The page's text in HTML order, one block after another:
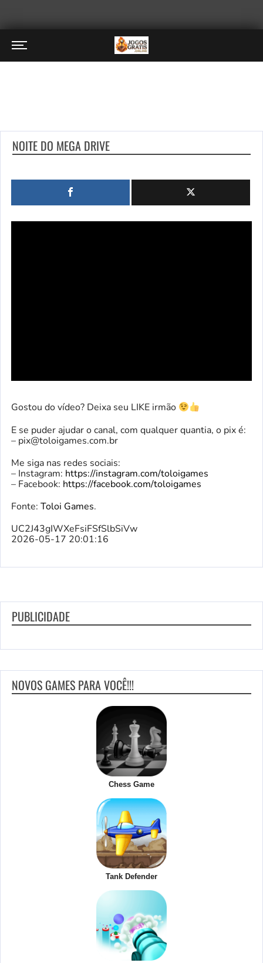
NOITE DO MEGA DRIVE
Gostou do vídeo? Deixa seu LIKE irmão
E se puder ajudar o canal, com qualquer quantia, o pix é:
– pix@toloigames.com.br
Me siga nas redes sociais:
– Instagram: https://instagram.com/toloigames
– Facebook: https://facebook.com/toloigames
Fonte: Toloi Games.
UC2J43gIWXeFsiFSfSlbSiVw
2026-05-17 20:01:16
PUBLICIDADE
NOVOS GAMES PARA VOCÊ!!!
Chess Game
Tank Defender